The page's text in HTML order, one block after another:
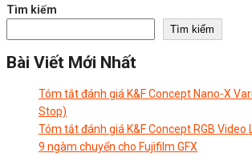
Tìm kiếm
Tìm kiếm
Bài Viết Mới Nhất
Tóm tắt đánh giá K&F Concept Nano-X
Stop)
Tóm tắt đánh giá K&F Concept RGB Video
9 ngàm chuyển cho Fujifilm GFX